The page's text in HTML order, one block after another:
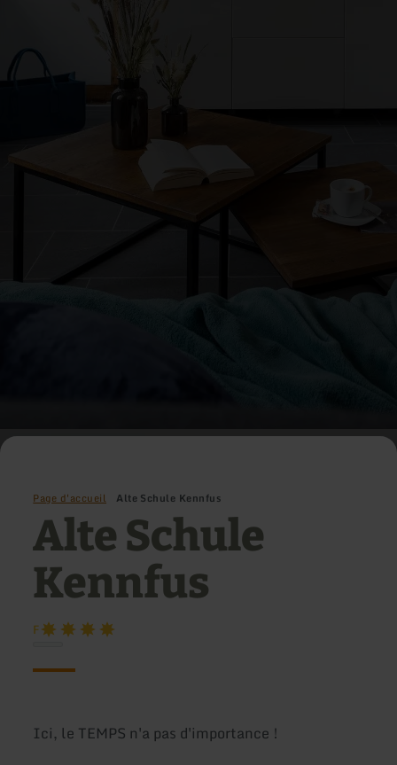
Page d'accueil Alte Schule Kennfus
Alte Schule
Kennfus
F
Ici, le TEMPS n'a pas d'importance !